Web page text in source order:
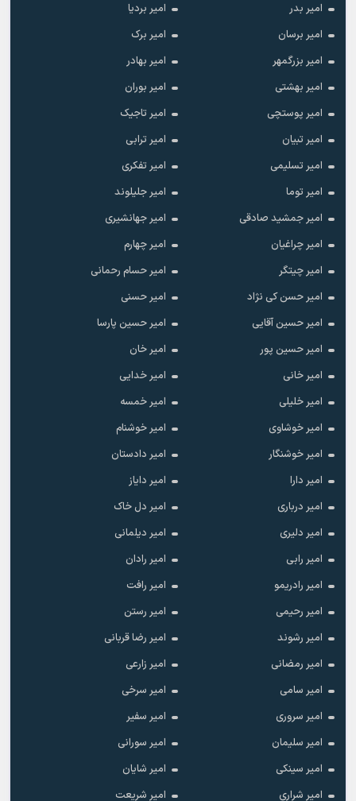
امیر بدر
امیر بردیا
امیر برسان
امیر برک
امیر بزرگمهر
امیر بهادر
امیر بهشتی
امیر بوران
امیر پوستچی
امیر تاجیک
امیر تبیان
امیر ترابی
امیر تسلیمی
امیر تفکری
امیر توما
امیر جلیلوند
امیر جمشید صادقی
امیر جهانشیری
امیر چراغیان
امیر چهارم
امیر چیتگر
امیر حسام رحمانی
امیر حسن کی نژاد
امیر حسنی
امیر حسین آقایی
امیر حسین پارسا
امیر حسین پور
امیر خان
امیر خانی
امیر خدایی
امیر خلیلی
امیر خمسه
امیر خوشاوی
امیر خوشنام
امیر خوشنگار
امیر دادستان
امیر دارا
امیر دایاز
امیر درباری
امیر دل خاک
امیر دلیری
امیر دیلمانی
امیر رابی
امیر رادان
امیر رادریمو
امیر رافت
امیر رحیمی
امیر رستن
امیر رشوند
امیر رضا قربانی
امیر رمضانی
امیر زارعی
امیر سامی
امیر سرخی
امیر سروری
امیر سفیر
امیر سلیمان
امیر سورانی
امیر سینکی
امیر شایان
امیر شراری
امیر شریعت